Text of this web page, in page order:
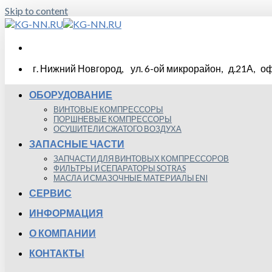
Skip to content
г. Нижний Новгород, ул. 6-ой микрорайон, д.21А,
ОБОРУДОВАНИЕ
ВИНТОВЫЕ КОМПРЕССОРЫ
ПОРШНЕВЫЕ КОМПРЕССОРЫ
ОСУШИТЕЛИ СЖАТОГО ВОЗДУХА
ЗАПАСНЫЕ ЧАСТИ
ЗАПЧАСТИ ДЛЯ ВИНТОВЫХ КОМПРЕССОРОВ
ФИЛЬТРЫ И СЕПАРАТОРЫ SOTRAS
МАСЛА И СМАЗОЧНЫЕ МАТЕРИАЛЫ ENI
СЕРВИС
ИНФОРМАЦИЯ
О КОМПАНИИ
КОНТАКТЫ